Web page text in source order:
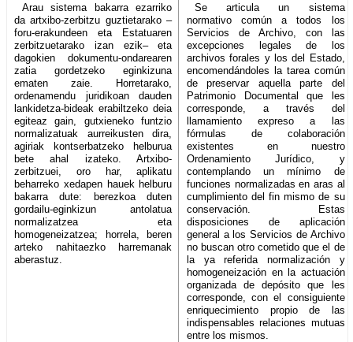
Arau sistema bakarra ezarriko
da artxibo-zerbitzu guztietarako –
foru-erakundeen eta Estatuaren
zerbitzuetarako izan ezik– eta
dagokien dokumentu-ondarearen
zatia gordetzeko eginkizuna
ematen zaie. Horretarako,
ordenamendu juridikoan dauden
lankidetza-bideak erabiltzeko deia
egiteaz gain, gutxieneko funtzio
normalizatuak aurreikusten dira,
agiriak kontserbatzeko helburua
bete ahal izateko. Artxibo-
zerbitzuei, oro har, aplikatu
beharreko xedapen hauek helburu
bakarra dute: berezkoa duten
gordailu-eginkizun antolatua
normalizatzea eta
homogeneizatzea; horrela, beren
arteko nahitaezko harremanak
aberastuz.
Se articula un sistema
normativo común a todos los
Servicios de Archivo, con las
excepciones legales de los
archivos forales y los del Estado,
encomendándoles la tarea común
de preservar aquella parte del
Patrimonio Documental que les
corresponde, a través del
llamamiento expreso a las
fórmulas de colaboración
existentes en nuestro
Ordenamiento Jurídico, y
contemplando un mínimo de
funciones normalizadas en aras al
cumplimiento del fin mismo de su
conservación. Estas
disposiciones de aplicación
general a los Servicios de Archivo
no buscan otro cometido que el de
la ya referida normalización y
homogeneización en la actuación
organizada de depósito que les
corresponde, con el consiguiente
enriquecimiento propio de las
indispensables relaciones mutuas
entre los mismos.